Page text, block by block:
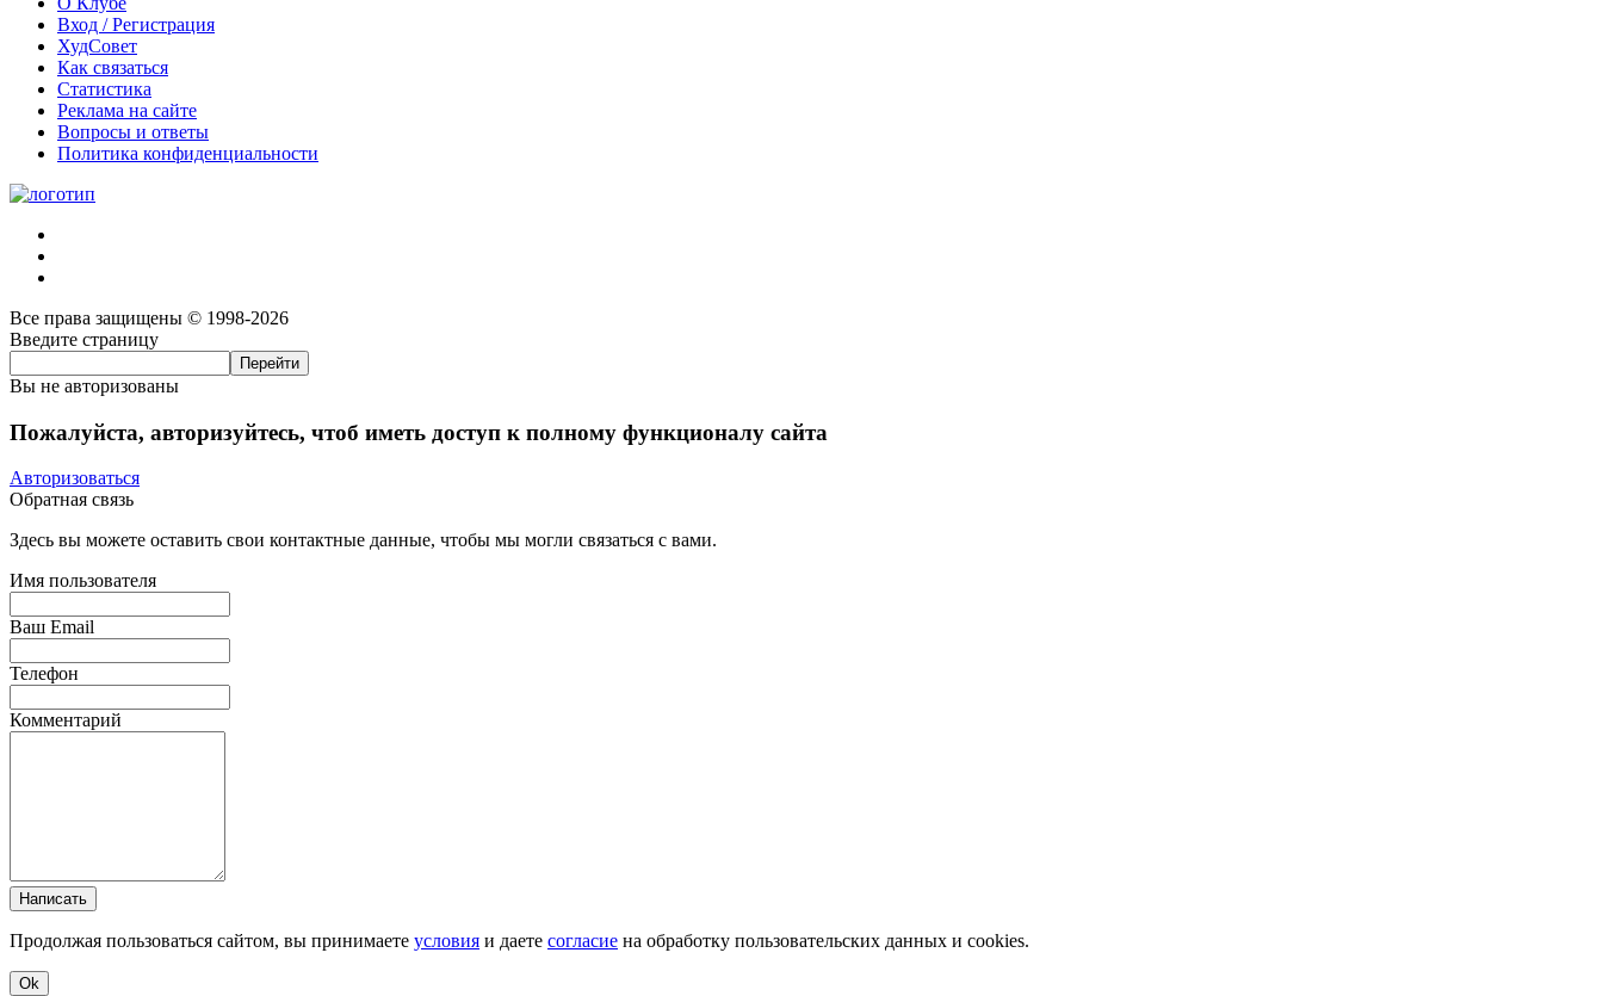
Вход / Регистрация
ХудСовет
Как связаться
Статистика
Реклама на сайте
Вопросы и ответы
Политика конфиденциальности
Все права защищены © 1998-2026
Введите страницу
Вы не авторизованы
Пожалуйста, авторизуйтесь, чтоб иметь доступ к полному функционалу сайта
Авторизоваться
Обратная связь
Здесь вы можете оставить свои контактные данные, чтобы мы могли связаться с вами.
Имя пользователя
Ваш Email
Телефон
Комментарий
Написать
Продолжая пользоваться сайтом, вы принимаете условия и даете согласие на обработку пользовательских данных и cookies.
Ok